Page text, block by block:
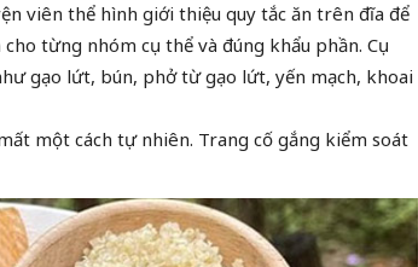
viên thể hình giới thiệu quy tắc ăn trên đĩa để
từng nhóm cụ thể và đúng khẩu phần. Cụ
gạo lứt, bún, phở từ gạo lứt, yến mạch, khoai
một cách tự nhiên. Trang cố gắng kiểm soát